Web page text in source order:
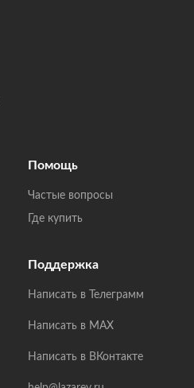
Помощь
Частые вопросы
Где купить
Поддержка
Написать в Телеграмм
Написать в MAX
Написать в ВКонтакте